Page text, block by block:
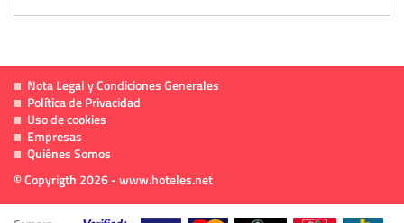
Nota Legal y Condiciones Generales
Política de Privacidad
Uso de cookies
Empresas
Quiénes Somos
© Copyrigth 2026 - www.hoteles.net